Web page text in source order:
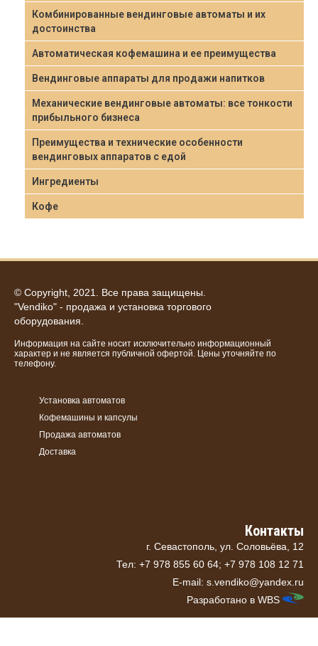
Комбинированные вендинговые автоматы и их
достоинства
Автоматическая кофемашина и ее преимущества
Вендинговые аппараты для продажи напитков
Механические вендинговые автоматы: все тонкости
прибыльного бизнеса
Преимущества и технические особенности
вендинговых аппаратов с едой
Ингредиенты
Кофе
© Copyright, 2021. Все права защищены.
"Vendiko" - продажа и установка торгового
оборудования.
Информация на сайте носит исключительно информационный
характер и не является публичной офертой. Цены уточняйте по
телефону.
Установка автоматов
Кофемашины и капсулы
Продажа автоматов
Доставка
Контакты
г. Севастополь, ул. Соловьёва, 12
Тел: +7 978 855 60 64; +7 978 108 12 71
E-mail: s.vendiko@yandex.ru
Разработано в WBS